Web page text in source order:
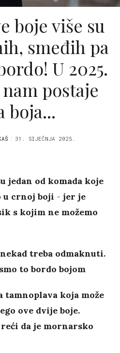
boje više su
smeđih pa
U 2025.
postaje
boja...
31. SIJEČNJA 2025.
jedan od komada koje
u crnoj boji - jer je
s kojim ne možemo
treba odmaknuti.
to bordo bojom
tamnoplava koja može
ove dvije boje.
reći da je mornarsko